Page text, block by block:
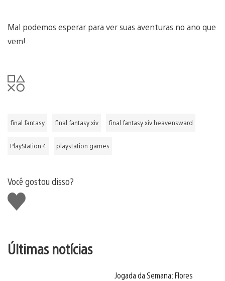
Mal podemos esperar para ver suas aventuras no ano que
vem!
final fantasy final fantasy xiv final fantasy xiv heavensward
PlayStation 4 playstation games
Você gostou disso?
Curtir
Últimas notícias
Jogada da Semana: Flores